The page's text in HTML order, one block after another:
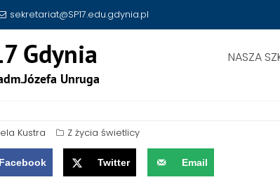
sekretariat@SP17.edu.gdynia.pl
NASZA
ZWIERZĘTA
Kustra Z życia świetlicy
Facebook Twitter Email